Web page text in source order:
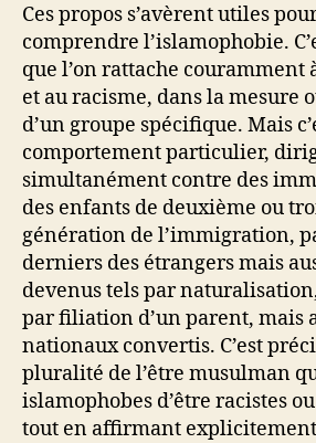
Ces propos s’avèrent utiles
comprendre l’islamophobie.
que l’on rattache couramment
et au racisme, dans la mesure
d’un groupe spécifique. Mais
comportement particulier,
simultanément contre des
des enfants de deuxième ou
génération de l’immigration,
derniers des étrangers mais
devenus tels par
par filiation d’un parent, mais
nationaux convertis. C’est
pluralité de l’être musulman
islamophobes d’être racistes
tout en affirmant